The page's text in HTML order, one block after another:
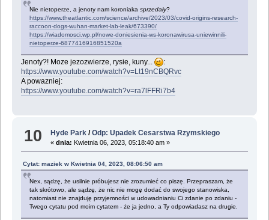
Nie nietoperze, a jenoty nam koroniaka sprzedały?
https://www.theatlantic.com/science/archive/2023/03/covid-origins-research-
raccoon-dogs-wuhan-market-lab-leak/673390/
https://wiadomosci.wp.pl/nowe-doniesienia-ws-koronawirusa-uniewinnili-
nietoperze-6877416916851520a
Jenoty?! Moze jezozwierze, rysie, kuny...
:
https://www.youtube.com/watch?v=Lt19nCBQRvc
A powazniej:
https://www.youtube.com/watch?v=ra7lFFRi7b4
10 Hyde Park /Odp: Upadek Cesarstwa Rzymskiego
«dnia: Kwietnia 06, 2023, 05:18:40 am »
Cytat: maziek w Kwietnia 04, 2023, 08:06:50 am
Nex, sądzę, że usilnie próbujesz nie zrozumieć co piszę. Przepraszam, że
tak skrótowo, ale sądzę, że nic nie mogę dodać do swojego stanowiska,
natomiast nie znajduję przyjemności w udowadnianiu Ci zdanie po zdaniu -
Twego cytatu pod moim cytatem - że ja jedno, a Ty odpowiadasz na drugie.